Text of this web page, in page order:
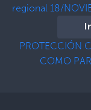
regional 18/
PROTECCIÓN
COMO